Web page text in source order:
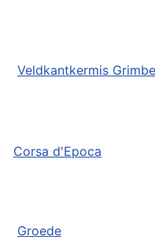
Veldkantkermis
Corsa d'Epoca
Groede